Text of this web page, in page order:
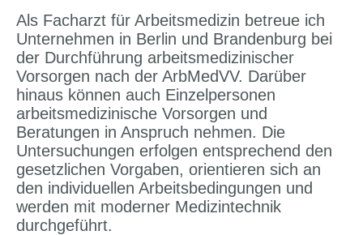
Als Facharzt für Arbeitsmedizin betreue ich
Unternehmen in Berlin und Brandenburg bei
der Durchführung arbeitsmedizinischer
Vorsorgen nach der ArbMedVV. Darüber
hinaus können auch Einzelpersonen
arbeitsmedizinische Vorsorgen und
Beratungen in Anspruch nehmen. Die
Untersuchungen erfolgen entsprechend den
gesetzlichen Vorgaben, orientieren sich an
den individuellen Arbeitsbedingungen und
werden mit moderner Medizintechnik
durchgeführt.